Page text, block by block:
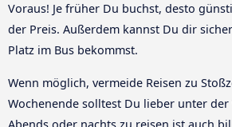
Voraus! Je früher Du buchst, desto
der Preis. Außerdem kannst Du dir
Platz im Bus bekommst.
Wenn möglich, vermeide Reisen zu
Wochenende solltest Du lieber unter der